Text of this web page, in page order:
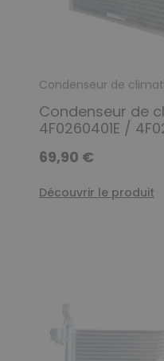
Condenseur de
Condenseur de
4F0260401E /
69,90 €
Découvrir le produit